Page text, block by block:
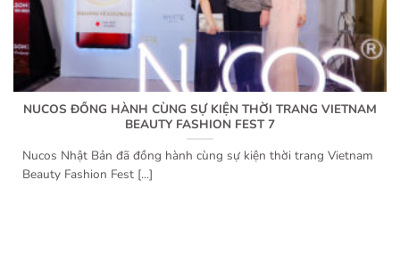
NUCOS ĐỒNG HÀNH CÙNG SỰ KIỆN THỜI TRANG VIETNAM
BEAUTY FASHION FEST 7
Nucos Nhật Bản đã đồng hành cùng sự kiện thời trang Vietnam
Beauty Fashion Fest [...]